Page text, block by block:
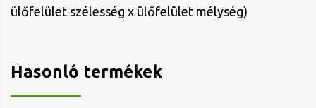
ülőfelület szélesség x ülőfelület mélység)
Hasonló termékek